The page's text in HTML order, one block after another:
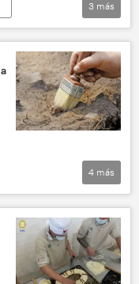
cultura
3 más
4 más